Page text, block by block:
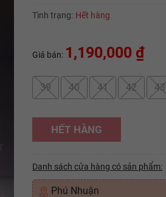
Tình trạng: Hết hàng
Giá bán: 1,190,000 ₫
39 40 41 42 43
HẾT HÀNG
Danh sách cửa hàng có sản phẩm:
Phú Nhuận